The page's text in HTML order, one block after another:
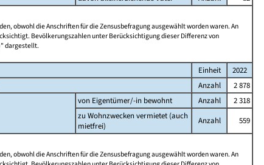
obwohl die Anschriften für die Zensusbefragung ausgewählt worden waren. An
Bevölkerungszahlen unter Berücksichtigung dieser Differenz von
dargestellt.
Einheit
2022
Anzahl
2 878
von Eigentümer/-in bewohnt Anzahl
2 318
zu Wohnzwecken vermietet (auch
mietfrei)
Anzahl
559
obwohl die Anschriften für die Zensusbefragung ausgewählt worden waren. An